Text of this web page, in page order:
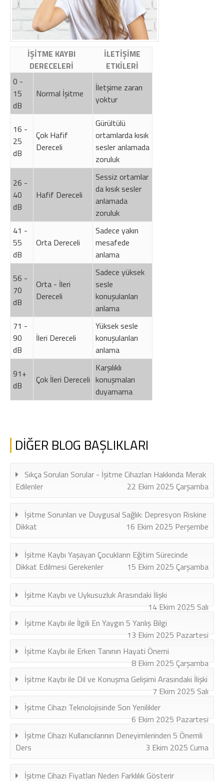
İŞİTME KAYBI
DERECELERİ
İLETİŞİME
ETKİLERİ
0 -
15
dB
Normal İşitme
İletşime zararı
yoktur
16 -
25
dB
Çok Hafif
Dereceli
Gürültülü
ortamlarda kısık
sesler anlamada
zoruluk
26 -
40
dB
Hafif Dereceli
Sessiz ortamlar
da kısık sesler
anlamada
zoruluk
41 -
55
dB
Orta Dereceli
Sadece yakın
mesafede
anlama
56 -
70
dB
Orta - İleri
Dereceli
Sadece yüksek
sesle
konuşulanları
anlama
71 -
90
dB
İleri Dereceli
Yüksek sesle
konuşulanları
anlama
91+
dB
Çok İleri Dereceli
Karşılıklı
konuşmaları
duyamama
DİĞER BLOG BAŞLIKLARI
Sıkça Sorulan Sorular - İşitme Cihazları Hakkında Merak
Edilenler
22 Ekim 2025 Çarşamba
İşitme Sorunları ve Duygusal Sağlık: Depresyon Riskine
Dikkat
16 Ekim 2025 Perşembe
İşitme Kaybı Yaşayan Çocukların Eğitim Sürecinde
Dikkat Edilmesi Gerekenler
15 Ekim 2025 Çarşamba
İşitme Kaybı ve Uykusuzluk Arasındaki İlişki
14 Ekim 2025 Salı
İşitme Kaybı ile İlgili En Yaygın 5 Yanlış Bilgi
13 Ekim 2025 Pazartesi
İşitme Kaybı ile Erken Tanının Hayati Önemi
8 Ekim 2025 Çarşamba
İşitme Kaybı ile Dil ve Konuşma Gelişimi Arasındaki İlişki
7 Ekim 2025 Salı
İşitme Cihazı Teknolojisinde Son Yenilikler
6 Ekim 2025 Pazartesi
İşitme Cihazı Kullanıcılarının Deneyimlerinden 5 Önemli
Ders
3 Ekim 2025 Cuma
İşitme Cihazı Fiyatları Neden Farklılık Gösterir